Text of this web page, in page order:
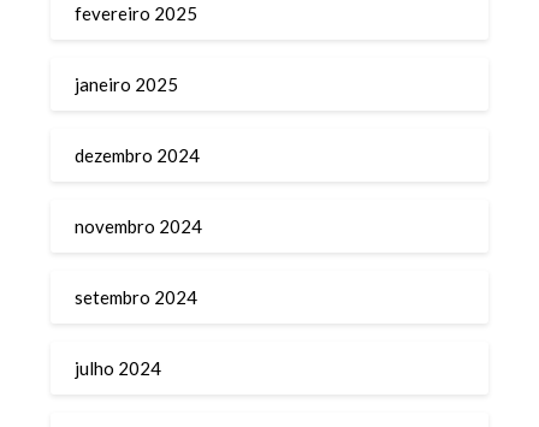
fevereiro 2025
janeiro 2025
dezembro 2024
novembro 2024
setembro 2024
julho 2024